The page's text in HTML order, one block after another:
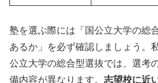
塾を選ぶ際には「国公立大学の総
あるか」を必ず確認しましょう。
公立大学の総合型選抜では、選考
備内容が異なります。 志望校に近